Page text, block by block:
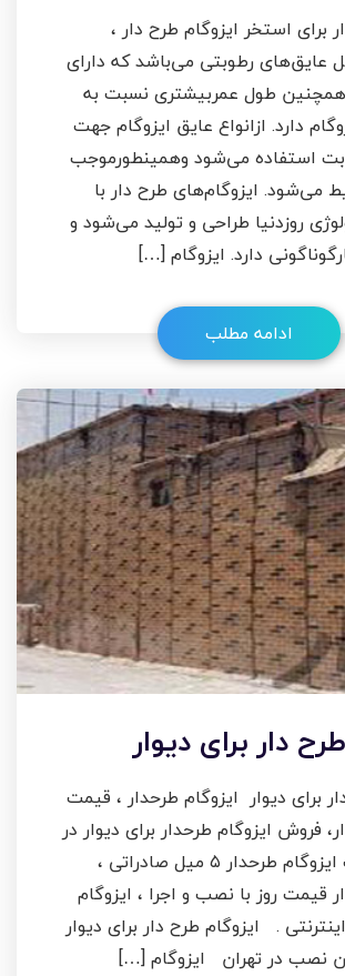
برای استخر ایزوگام طرح دار ،
عایق‌های رطوبتی می‌باشد که دارای
طول عمربیشتری نسبت به
دارد. ازانواع عایق ایزوگام جهت
استفاده می‌شود وهمینطورموجب
می‌شود. ایزوگام‌های طرح دار با
روزدنیا طراحی و تولید می‌شود و
دارد. ایزوگام […]
ادامه مطلب
دار برای دیوار
برای دیوار ایزوگام طرحدار ، قیمت
فروش ایزوگام طرحدار برای دیوار در
تهران ، قیمت ایزوگام طرحدار ۵ میل صادراتی ،
قیمت روز با نصب و اجرا ، ایزوگام
. ایزوگام طرح دار برای دیوار
نصب در تهران ایزوگام […]